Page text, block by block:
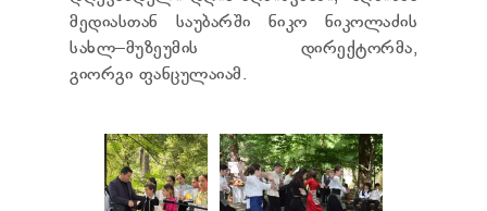
მედიასთან საუბარში ნიკო ნიკოლაძის
სახლ–მუზეუმის დირექტორმა,
გიორგი ფანცულაიამ.